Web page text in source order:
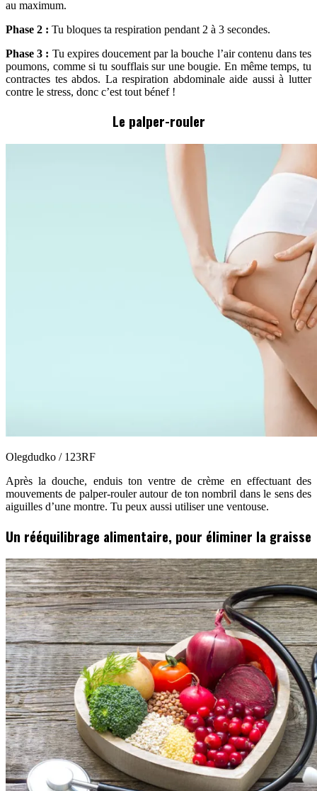
au maximum.
Phase 2 : Tu bloques ta respiration pendant 2 à 3 secondes.
Phase 3 : Tu expires doucement par la bouche l’air contenu dans tes
poumons, comme si tu soufflais sur une bougie. En même temps, tu
contractes tes abdos. La respiration abdominale aide aussi à lutter
contre le stress, donc c’est tout bénef !
Le palper-rouler
Olegdudko / 123RF
Après la douche, enduis ton ventre de crème en effectuant des
mouvements de palper-rouler autour de ton nombril dans le sens des
aiguilles d’une montre. Tu peux aussi utiliser une ventouse.
Un rééquilibrage alimentaire, pour éliminer la graisse